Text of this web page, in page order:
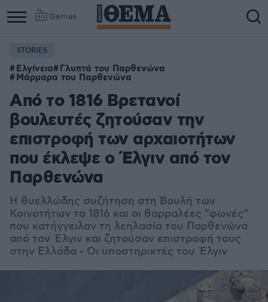
Games
STORIES
Ελγίνεια Γλυπτά του Παρθενώνα
Μάρμαρα του Παρθενώνα
Από το 1816 Βρετανοί
βουλευτές ζητούσαν την
επιστροφή των αρχαιοτήτων
που έκλεψε ο Έλγιν από τον
Παρθενώνα
Η θυελλώδης συζήτηση στη Βουλή των
Κοινοτήτων το 1816 και οι θαρραλέες "φωνές"
που κατήγγειλαν τη λεηλασία του Παρθενώνα
από τον Έλγιν και ζητούσαν επιστροφή τους
στην Ελλάδα - Οι υποστηρικτές του Έλγιν